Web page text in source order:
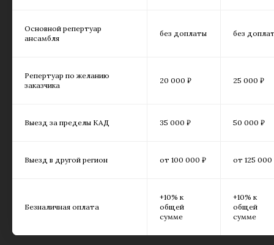
Основной репертуар
ансамбля
без доплаты без
Репертуар по желанию
заказчика
20 000 ₽ 25 000 ₽
Выезд за пределы КАД 35 000 ₽ 50 000 ₽
Выезд в другой регион от 100 000 ₽ от 125 000
Безналичная оплата
+10% к
общей
сумме
+10% к
общей
сумме